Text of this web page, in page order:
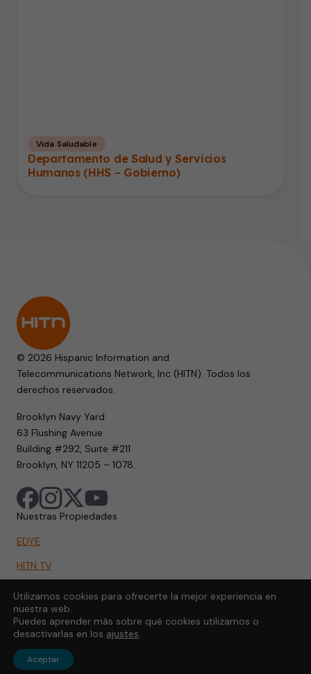
Vida Saludable
Departamento de Salud y Servicios
Humanos (HHS – Gobierno)
© 2026 Hispanic Information and
Telecommunications Network, Inc (HITN). Todos los
derechos reservados.
Brooklyn Navy Yard
63 Flushing Avenue
Building #292, Suite #211
Brooklyn, NY 11205 – 1078.
Nuestras Propiedades
EDYE
HITN TV
HITN.ORG
HITN GO
Utilizamos cookies para ofrecerte la mejor experiencia en
nuestra web.
Puedes aprender más sobre qué cookies utilizamos o
desactivarlas en los ajustes.
Aceptar